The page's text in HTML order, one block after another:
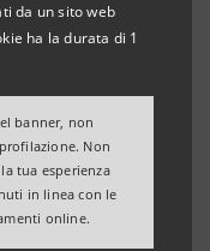
da un sito web
ha la durata di 1
banner, non
Non
tua esperienza
in linea con le
online.
dei distretti
un valore totale di